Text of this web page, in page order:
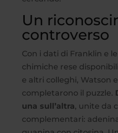
Un
controverso
Con i dati di Franklin e
chimiche rese
e altri colleghi, Watson
completarono il puzzle.
una sull’altra, unite da
complementari: